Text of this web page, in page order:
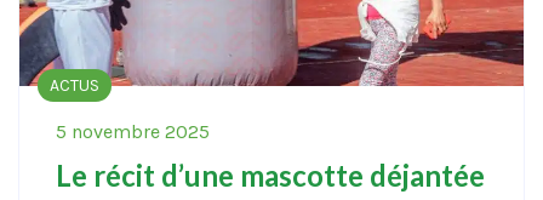
ACTUS
5 novembre 2025
Le récit d’une mascotte déjantée